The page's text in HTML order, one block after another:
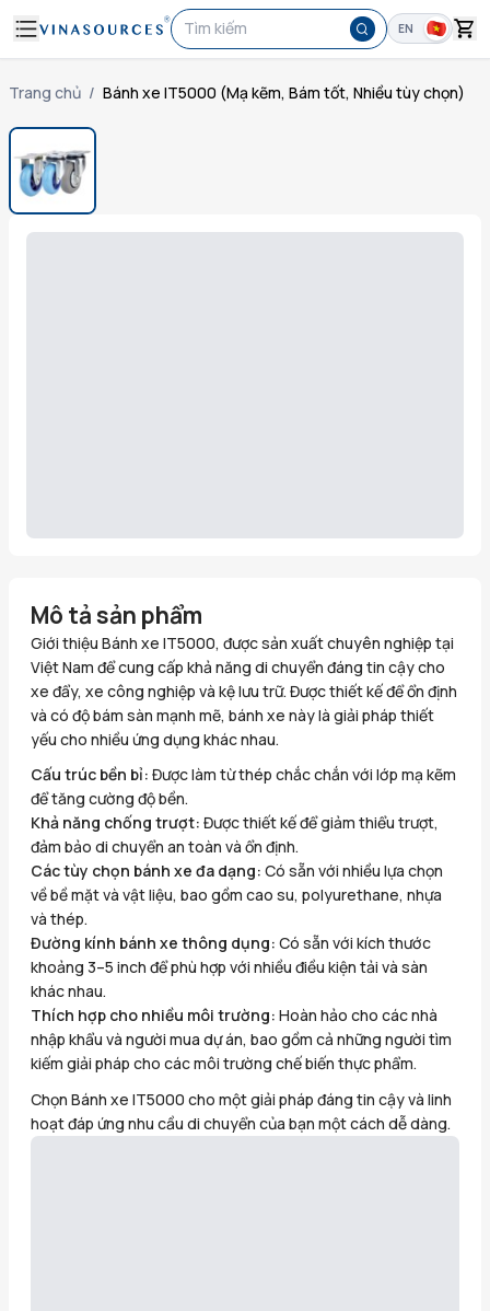
Tìm kiếm EN
Trang chủ / Bánh xe IT5000 (Mạ kẽm, Bám tốt, Nhiều tùy chọn)
Mô tả sản phẩm
Giới thiệu Bánh xe IT5000, được sản xuất chuyên nghiệp tại
Việt Nam để cung cấp khả năng di chuyển đáng tin cậy cho
xe đẩy, xe công nghiệp và kệ lưu trữ. Được thiết kế để ổn định
và có độ bám sàn mạnh mẽ, bánh xe này là giải pháp thiết
yếu cho nhiều ứng dụng khác nhau.
Cấu trúc bền bỉ: Được làm từ thép chắc chắn với lớp mạ kẽm
để tăng cường độ bền.
Khả năng chống trượt: Được thiết kế để giảm thiểu trượt,
đảm bảo di chuyển an toàn và ổn định.
Các tùy chọn bánh xe đa dạng: Có sẵn với nhiều lựa chọn
về bề mặt và vật liệu, bao gồm cao su, polyurethane, nhựa
và thép.
Đường kính bánh xe thông dụng: Có sẵn với kích thước
khoảng 3–5 inch để phù hợp với nhiều điều kiện tải và sàn
khác nhau.
Thích hợp cho nhiều môi trường: Hoàn hảo cho các nhà
nhập khẩu và người mua dự án, bao gồm cả những người tìm
kiếm giải pháp cho các môi trường chế biến thực phẩm.
Chọn Bánh xe IT5000 cho một giải pháp đáng tin cậy và linh
hoạt đáp ứng nhu cầu di chuyển của bạn một cách dễ dàng.